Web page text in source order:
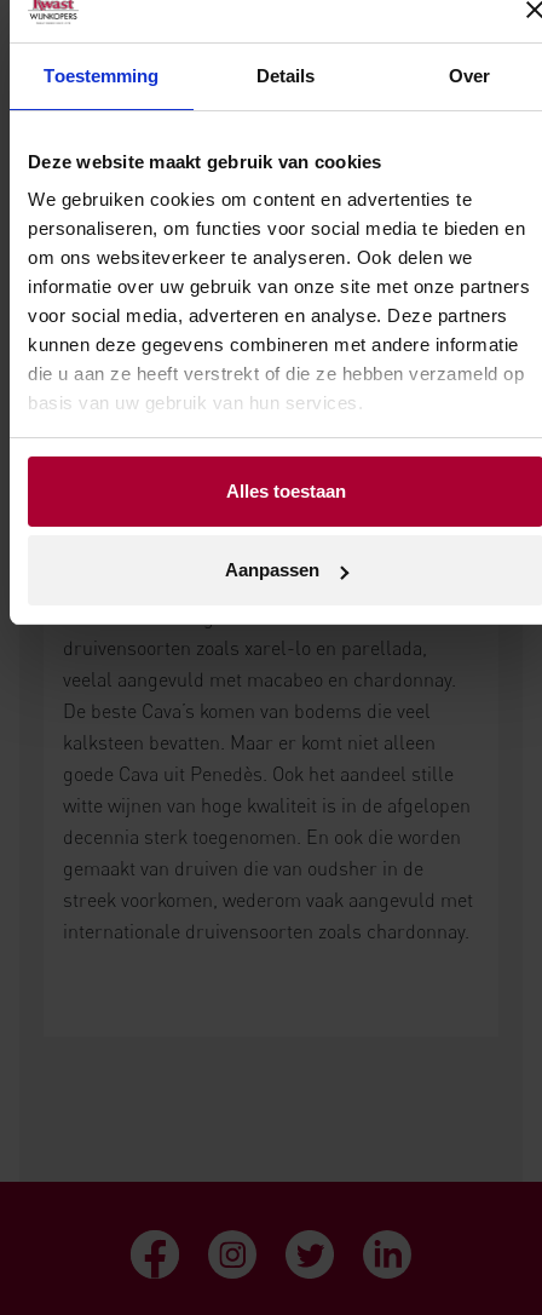
Toestemming Details Over
Deze website maakt gebruik van cookies
We gebruiken cookies om content en advertenties te
personaliseren, om functies voor social media te bieden en
om ons websiteverkeer te analyseren. Ook delen we
informatie over uw gebruik van onze site met onze partners
voor social media, adverteren en analyse. Deze partners
kunnen deze gegevens combineren met andere informatie
die u aan ze heeft verstrekt of die ze hebben verzameld op
basis van uw gebruik van hun services.
Alles toestaan
Aanpassen
Tarragona en profiteert van een ideaal
mediterraan klimaat. De zee is nabij, evenals de
bergen. Penedès is vooral beroemd om de Cava
die er vandaan komt, maar heeft tegenwoordig
De gunstige ligging ten opzichte van de bergen
en de zee heeft een matigende invloed op het
klimaat in de wijngaarden. De zon schijnt
overvloedig en de bodem is uiterst gevarieerd.
In de jaren 70 van de vorige eeuw kwam het
wijngebied tot bloei met de aanplant van
internationale druivensoorten zoals cabernet
sauvignon, pinot noir, chardonnay en sauvignon
blanc. Ook werden er grootscheepse
modernisering van wijnbouw- en
vinificatietechnologie.
Penedès is allereerst beroemd vanwege de Cava,
druivensoorten zoals xarel-lo en parellada,
veelal aangevuld met macabeo en chardonnay.
De beste Cava’s komen van bodems die veel
kalksteen bevatten. Maar er komt niet alleen
goede Cava uit Penedès. Ook het aandeel stille
witte wijnen van hoge kwaliteit is in de afgelopen
decennia sterk toegenomen. En ook die worden
gemaakt van druiven die van oudsher in de
streek voorkomen, wederom vaak aangevuld met
internationale druivensoorten zoals chardonnay.